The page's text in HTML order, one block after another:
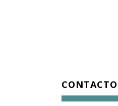
CONTACTO